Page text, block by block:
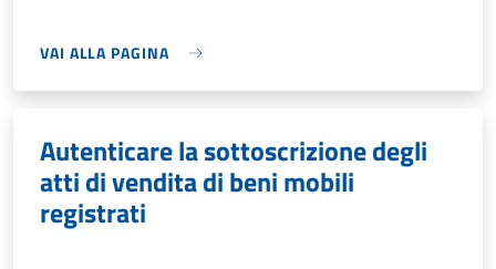
VAI ALLA PAGINA
Autenticare la sottoscrizione degli
atti di vendita di beni mobili
registrati